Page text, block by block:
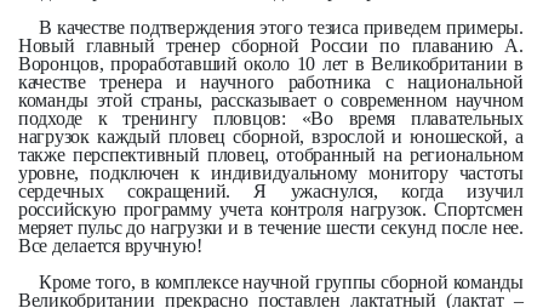
В качестве подтверждения этого тезиса приведем примеры.
Новый главный тренер сборной России по плаванию А.
Воронцов, проработавший около 10 лет в Великобритании в
качестве тренера и научного работника с национальной
команды этой страны, рассказывает о современном научном
подходе к тренингу пловцов: «Во время плавательных
нагрузок каждый пловец сборной, взрослой и юношеской, а
также перспективный пловец, отобранный на региональном
уровне, подключен к индивидуальному монитору частоты
сердечных сокращений. Я ужаснулся, когда изучил
российскую программу учета контроля нагрузок. Спортсмен
меряет пульс до нагрузки и в течение шести секунд после нее.
Все делается вручную!
Кроме того, в комплексе научной группы сборной команды
Великобритании прекрасно поставлен лактатный (лактат –